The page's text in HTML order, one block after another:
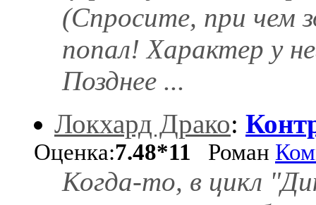
(Спросите, при чем
попал! Характер у
Позднее ...
Локхард Драко:
Оценка:7.48*11 Роман
Когда-то, в цикл